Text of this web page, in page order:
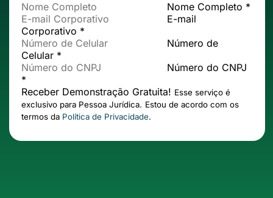
Nome Completo *
E-mail
Corporativo *
Número de
Celular *
Número do CNPJ
*
Receber Demonstração Gratuita! Esse serviço é
exclusivo para Pessoa Jurídica. Estou de acordo com os
termos da Política de Privacidade.